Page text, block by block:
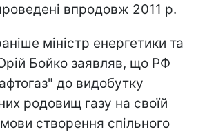
впродовж 2011 р.
міністр енергетики та
Бойко заявляв, що РФ
до видобутку
родовищ газу на своїй
створення спільного